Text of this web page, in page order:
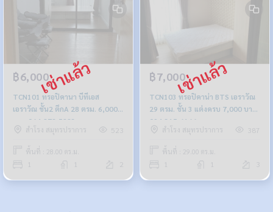
฿6,000
TCN101 ทรอปิคานา บีทีเอส
เอราวัณ ชั้น2 ตึกA 28 ตรม. 6,000
บาท 064-878-5283
สำโรง สมุทรปราการ
523
พื้นที่ : 28.00 ตร.ม.
฿7,000
TCN103 ทรอปิคาน่า BTS เอราวัณ
29 ตรม. ชั้น 3 แต่งครบ 7,000 บาท
094-315-6166
สำโรง สมุทรปราการ
387
พื้นที่ : 29.00 ตร.ม.